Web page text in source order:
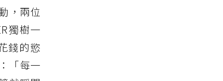
，兩位
獨樹一
錢的慾
「每一